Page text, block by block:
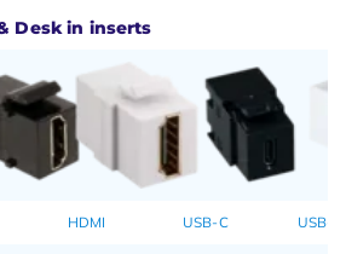
Desk in inserts
HDMI USB-C USB-C